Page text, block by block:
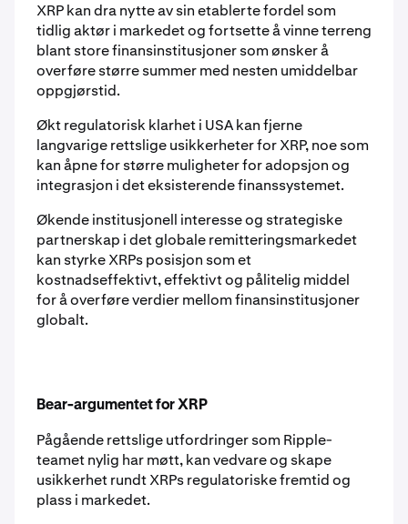
XRP kan dra nytte av sin etablerte fordel som
tidlig aktør i markedet og fortsette å vinne terreng
blant store finansinstitusjoner som ønsker å
overføre større summer med nesten umiddelbar
oppgjørstid.
Økt regulatorisk klarhet i USA kan fjerne
langvarige rettslige usikkerheter for XRP, noe som
kan åpne for større muligheter for adopsjon og
integrasjon i det eksisterende finanssystemet.
Økende institusjonell interesse og strategiske
partnerskap i det globale remitteringsmarkedet
kan styrke XRPs posisjon som et
kostnadseffektivt, effektivt og pålitelig middel
for å overføre verdier mellom finansinstitusjoner
globalt.
Bear-argumentet for XRP
Pågående rettslige utfordringer som Ripple-
teamet nylig har møtt, kan vedvare og skape
usikkerhet rundt XRPs regulatoriske fremtid og
plass i markedet.